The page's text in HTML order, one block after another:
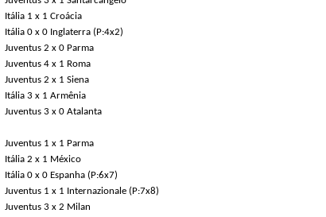
Itália 1 x 1 Croácia
Itália 0 x 0 Inglaterra (P:4x2)
Juventus 2 x 0 Parma
Juventus 4 x 1 Roma
Juventus 2 x 1 Siena
Itália 3 x 1 Armênia
Juventus 3 x 0 Atalanta
Juventus 1 x 1 Parma
Itália 2 x 1 México
Itália 0 x 0 Espanha (P:6x7)
Juventus 1 x 1 Internazionale (P:7x8)
Juventus 3 x 2 Milan